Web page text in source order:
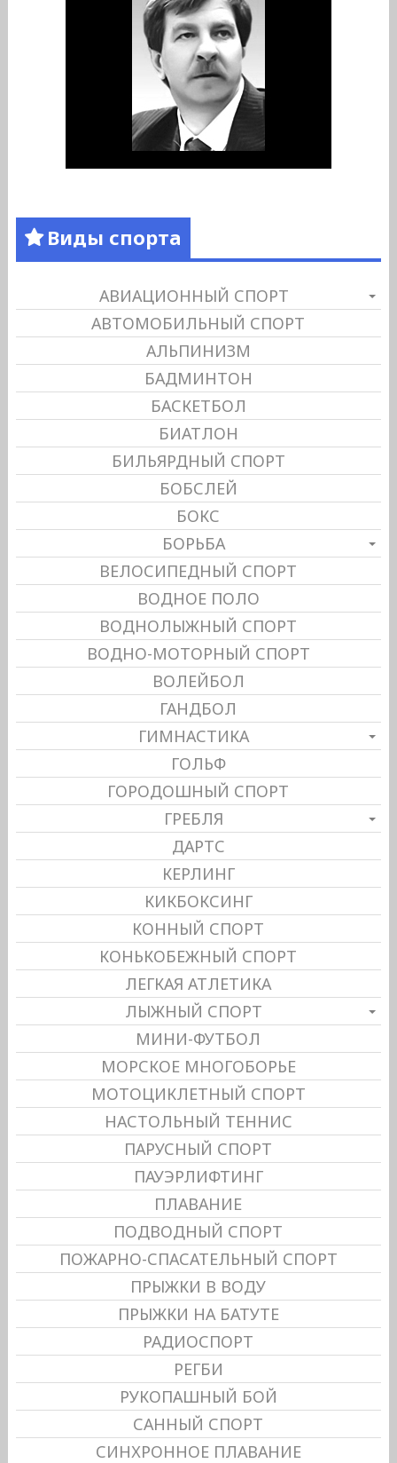
Виды спорта
АВИАЦИОННЫЙ СПОРТ
АВТОМОБИЛЬНЫЙ СПОРТ
АЛЬПИНИЗМ
БАДМИНТОН
БАСКЕТБОЛ
БИАТЛОН
БИЛЬЯРДНЫЙ СПОРТ
БОБСЛЕЙ
БОКС
БОРЬБА
ВЕЛОСИПЕДНЫЙ СПОРТ
ВОДНОЕ ПОЛО
ВОДНОЛЫЖНЫЙ СПОРТ
ВОДНО-МОТОРНЫЙ СПОРТ
ВОЛЕЙБОЛ
ГАНДБОЛ
ГИМНАСТИКА
ГОЛЬФ
ГОРОДОШНЫЙ СПОРТ
ГРЕБЛЯ
ДАРТС
КЕРЛИНГ
КИКБОКСИНГ
КОННЫЙ СПОРТ
КОНЬКОБЕЖНЫЙ СПОРТ
ЛЕГКАЯ АТЛЕТИКА
ЛЫЖНЫЙ СПОРТ
МИНИ-ФУТБОЛ
МОРСКОЕ МНОГОБОРЬЕ
МОТОЦИКЛЕТНЫЙ СПОРТ
НАСТОЛЬНЫЙ ТЕННИС
ПАРУСНЫЙ СПОРТ
ПАУЭРЛИФТИНГ
ПЛАВАНИЕ
ПОДВОДНЫЙ СПОРТ
ПОЖАРНО-СПАСАТЕЛЬНЫЙ СПОРТ
ПРЫЖКИ В ВОДУ
ПРЫЖКИ НА БАТУТЕ
РАДИОСПОРТ
РЕГБИ
РУКОПАШНЫЙ БОЙ
САННЫЙ СПОРТ
СИНХРОННОЕ ПЛАВАНИЕ